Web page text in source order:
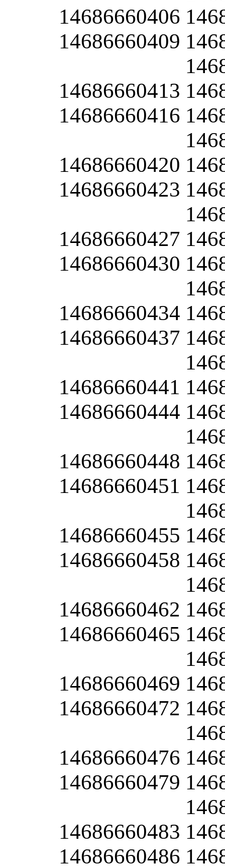
14686660406
14686660409
14686660413
14686660416
14686660420
14686660423
14686660427
14686660430
14686660434
14686660437
14686660441
14686660444
14686660448
14686660451
14686660455
14686660458
14686660462
14686660465
14686660469
14686660472
14686660476
14686660479
14686660483
14686660486